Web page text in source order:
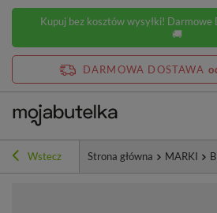
Kupuj bez kosztów wysyłki! Darmowe
🚚
DARMOWA DOSTAWA
Wstecz Strona główna MARKI